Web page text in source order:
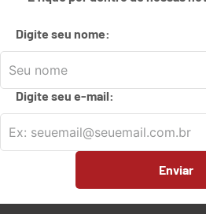
8º emcaixa
9 emteclado fio
10ºemtablet
Digite seu nome:
Digite seu e-mail:
Enviar